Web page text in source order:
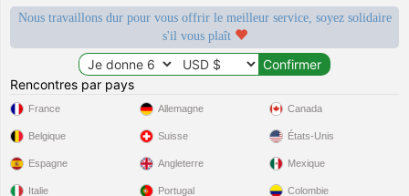
Nous travaillons dur pour vous offrir le meilleur service, soyez solidaire
s'il vous plaît
Rencontres par pays
France
Belgique
Espagne
Italie
Allemagne
Suisse
Angleterre
Portugal
Canada
États-Unis
Mexique
Colombie